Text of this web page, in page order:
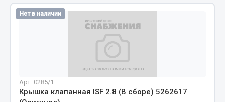
Пресс-масленки
Показать ещё
Весь раздел
Нет в наличии
Арт. 0285/1
Крышка клапанная ISF 2.8 (В сборе) 5262617